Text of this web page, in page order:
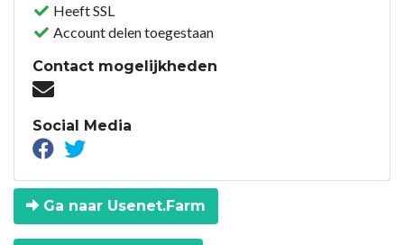
Heeft SSL
Account delen toegestaan
Contact mogelijkheden
Social Media
Ga naar Usenet.Farm